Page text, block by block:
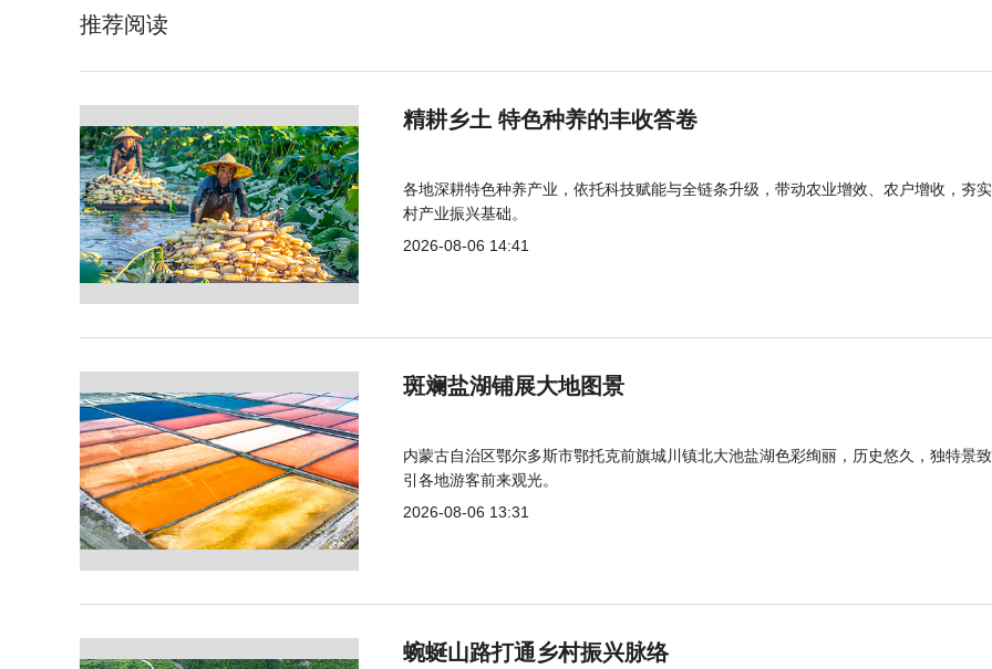
推荐阅读
精耕乡土 特色种养的丰收答卷
各地深耕特色种养产业，依托科技赋能与全链条升级，带动农业增效、农户增收，夯
村产业振兴基础。
2026-08-06 14:41
斑斓盐湖铺展大地图景
内蒙古自治区鄂尔多斯市鄂托克前旗城川镇北大池盐湖色彩绚丽，历史悠久，独特景
引各地游客前来观光。
2026-08-06 13:31
蜿蜒山路打通乡村振兴脉络